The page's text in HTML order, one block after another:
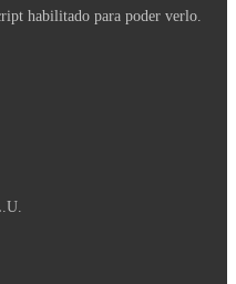
habilitado para poder verlo.